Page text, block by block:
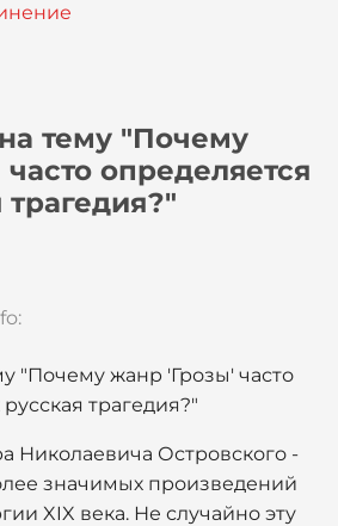
тему "Почему
определяется
трагедия?"
"Почему жанр 'Грозы' часто
трагедия?"
Николаевича Островского -
значимых произведений
XIX века. Не случайно эту